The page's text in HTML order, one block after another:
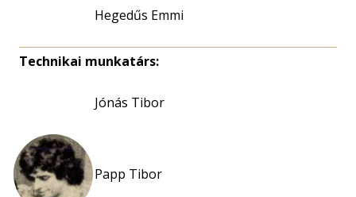
Hegedűs Emmi
Technikai munkatárs:
Jónás Tibor
Papp Tibor